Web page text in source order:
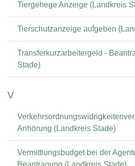
Tiergehege Anzeige (Landkreis
Tierschutzanzeige aufgeben
Transferkurzarbeitergeld -
Stade)
V
Anhörung (Landkreis Stade)
Vermittlungsbudget bei der
Beantragung (Landkreis Stade)